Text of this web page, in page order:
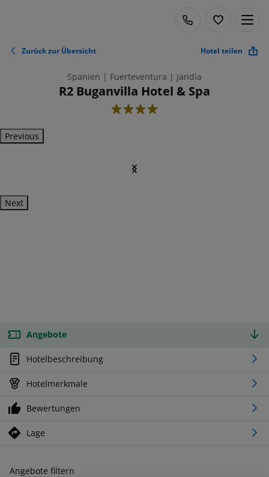
Zurück zur Übersicht Hotel teilen
Spanien | Fuerteventura | Jandia
R2 Buganvilla Hotel & Spa
4
Previous
Next
Angebote
Hotelbeschreibung
Hotelmerkmale
Bewertungen
Lage
Angebote filtern